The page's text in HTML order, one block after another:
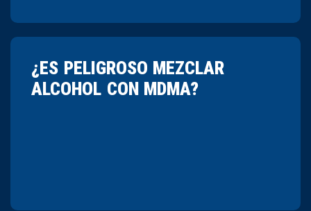
¿ES PELIGROSO MEZCLAR
ALCOHOL CON MDMA?